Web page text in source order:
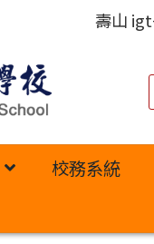
壽山
校務系統